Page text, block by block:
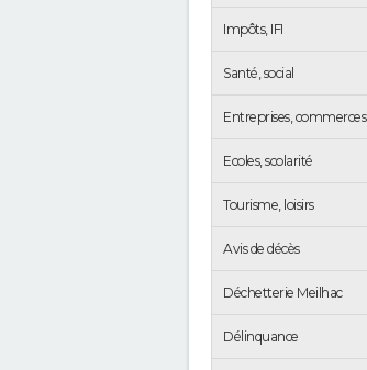
Impôts, IFI
Santé, social
Entreprises, commerces
Ecoles, scolarité
Tourisme, loisirs
Avis de décès
Déchetterie Meilhac
Délinquance